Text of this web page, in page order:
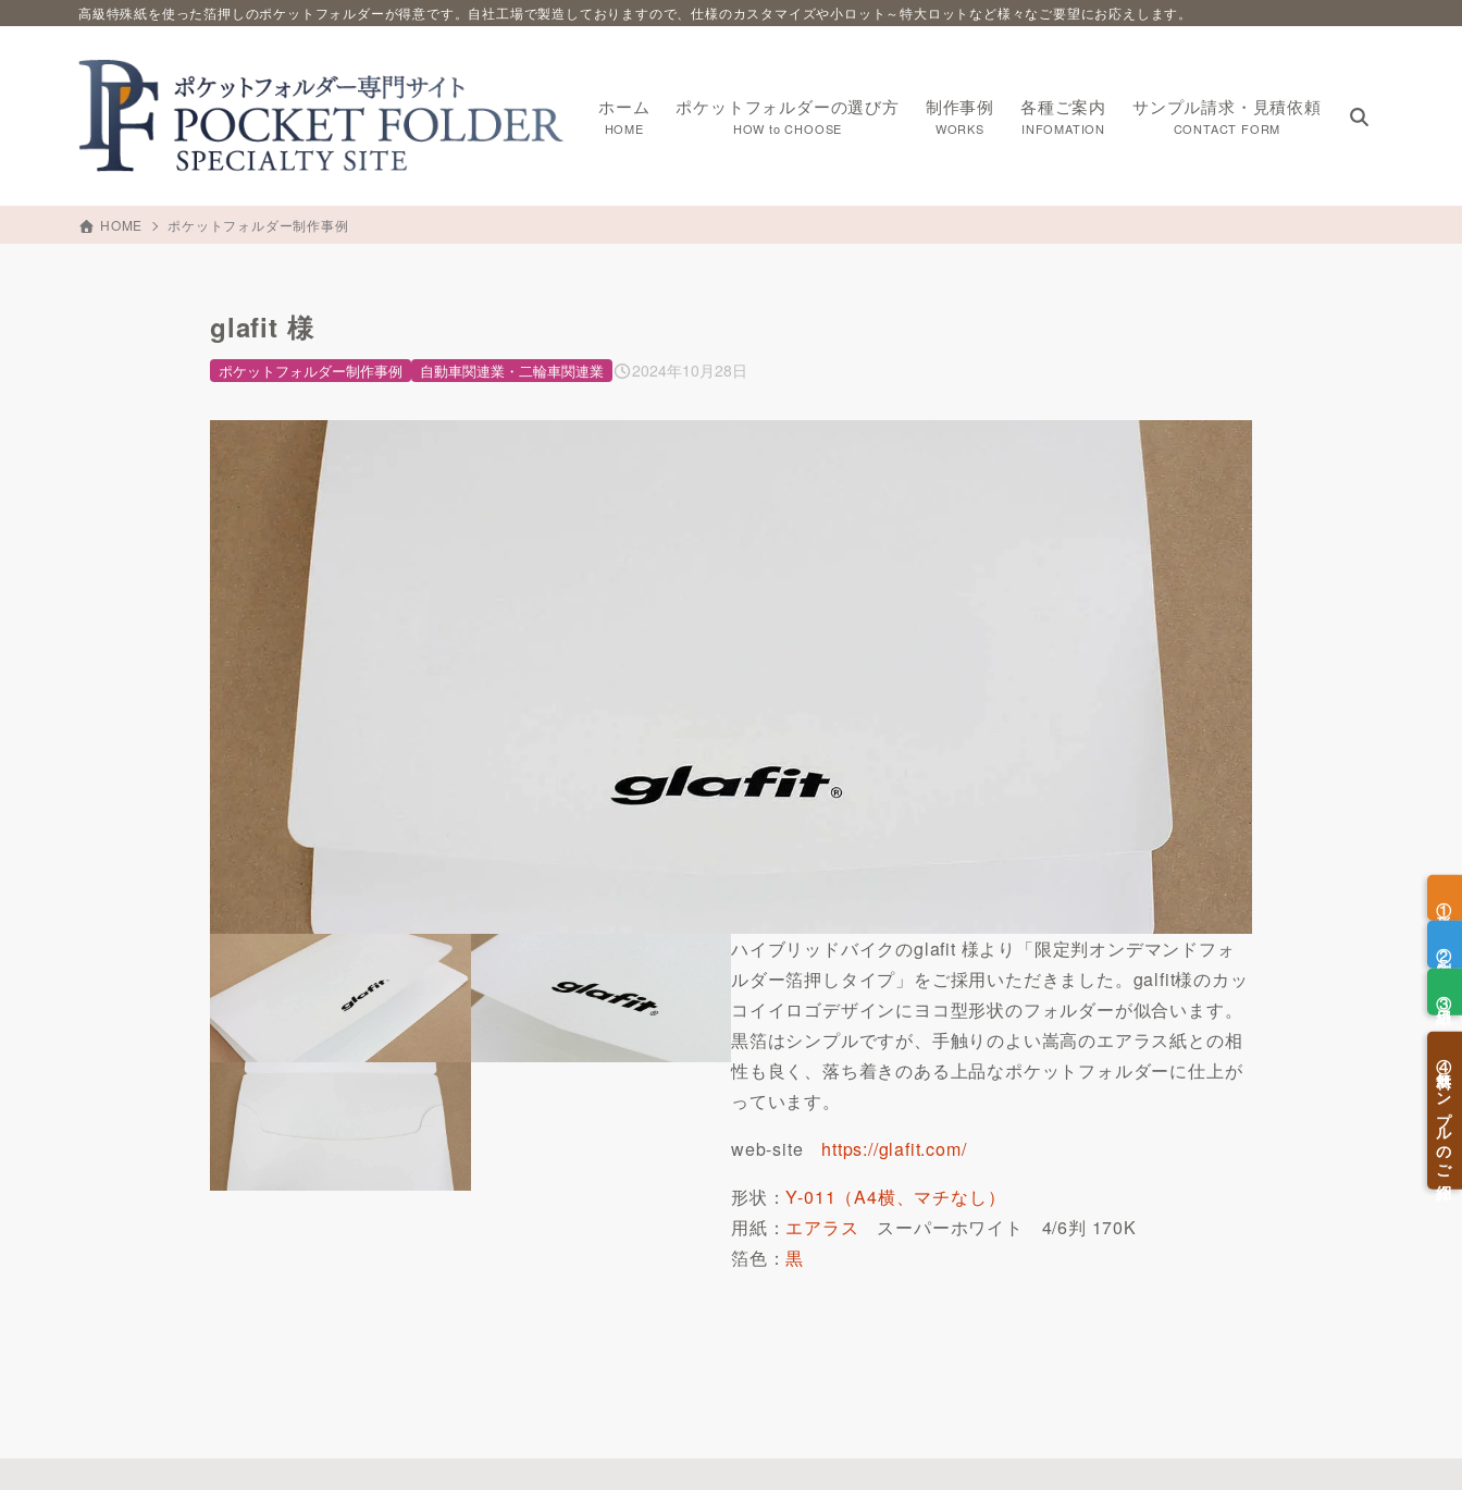
高級特殊紙を使った箔押しのポケットフォルダーが得意です。自社工場で製造しておりますので、仕様のカスタマイズや小ロット～特大ロットなど様々なご要望にお応えします。
ホーム
HOME
ポケットフォルダーの選び方
HOW to CHOOSE
制作事例
WORKS
各種ご案内
INFOMATION
サンプル請求・見積依頼
CONTACT FORM
HOME ポケットフォルダー制作事例
glafit 様
2024年10月28日
ポケットフォルダー制作事例 自動車関連業・二輪車関連業
ハイブリッドバイクのglafit 様より「限定判オンデマンドフォ
ルダー箔押しタイプ」をご採用いただきました。galfit様のカッ
コイイロゴデザインにヨコ型形状のフォルダーが似合います。
黒箔はシンプルですが、手触りのよい嵩高のエアラス紙との相
性も良く、落ち着きのある上品なポケットフォルダーに仕上が
っています。
web-site https://glafit.com/
形状：Y-011（A4横、マチなし）
用紙： エアラス
スーパーホワイト 4/6判 170K
箔色：黒
②印刷方法
③用紙
④無料サンプルのご紹介